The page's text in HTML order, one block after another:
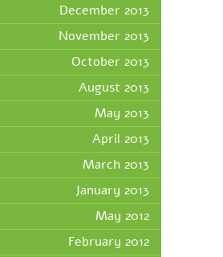
December 2013
November 2013
October 2013
August 2013
May 2013
April 2013
March 2013
January 2013
May 2012
February 2012